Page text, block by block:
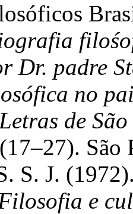
Dr. padre
no
de
(17–27). São
S. J.
e